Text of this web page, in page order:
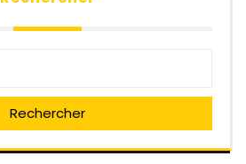
Rechercher